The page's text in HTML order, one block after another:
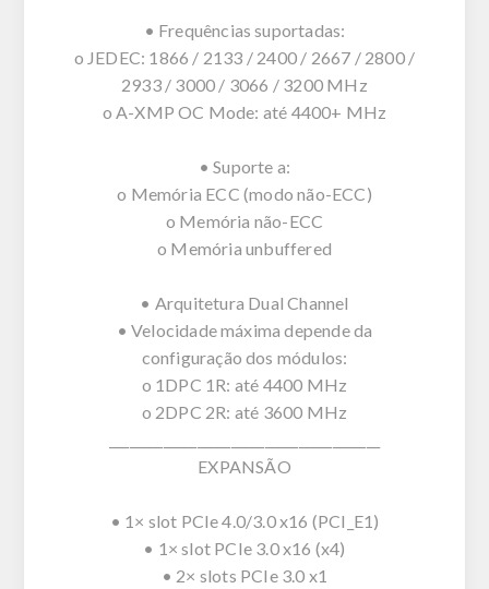
• Frequências suportadas:
o JEDEC: 1866 / 2133 / 2400 / 2667 / 2800 /
2933 / 3000 / 3066 / 3200 MHz
o A-XMP OC Mode: até 4400+ MHz
• Suporte a:
o Memória ECC (modo não-ECC)
o Memória não-ECC
o Memória unbuffered
• Arquitetura Dual Channel
• Velocidade máxima depende da
configuração dos módulos:
o 1DPC 1R: até 4400 MHz
o 2DPC 2R: até 3600 MHz
EXPANSÃO
• 1× slot PCIe 4.0/3.0 x16 (PCI_E1)
• 1× slot PCIe 3.0 x16 (x4)
• 2× slots PCIe 3.0 x1